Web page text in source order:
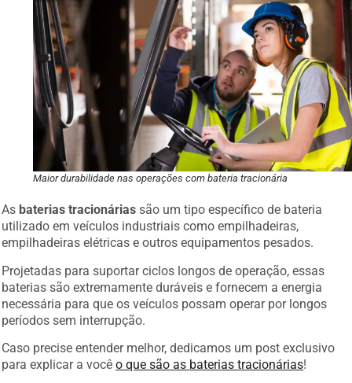
Maior durabilidade nas operações com bateria tracionária
As baterias tracionárias são um tipo específico de bateria
utilizado em veículos industriais como empilhadeiras,
empilhadeiras elétricas e outros equipamentos pesados.
Projetadas para suportar ciclos longos de operação, essas
baterias são extremamente duráveis e fornecem a energia
necessária para que os veículos possam operar por longos
períodos sem interrupção.
Caso precise entender melhor, dedicamos um post exclusivo
para explicar a vocêo que são as baterias tracionárias!